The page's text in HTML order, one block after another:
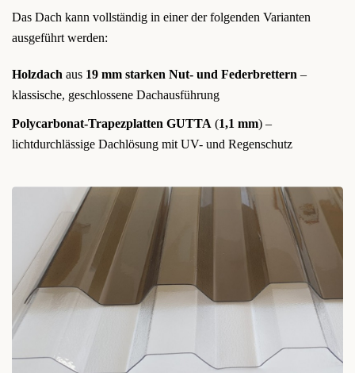
Das Dach kann vollständig in einer der folgenden Varianten
ausgeführt werden:
Holzdach aus 19 mm starken Nut- und Federbrettern –
klassische, geschlossene Dachausführung
Polycarbonat-Trapezplatten GUTTA (1,1 mm) –
lichtdurchlässige Dachlösung mit UV- und Regenschutz